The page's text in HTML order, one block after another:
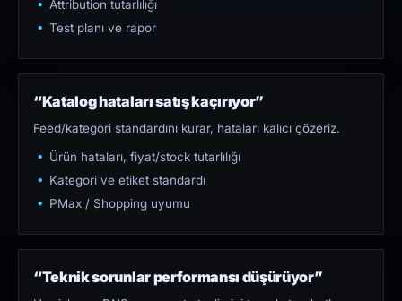
Attribution tutarlılığı
Test planı ve rapor
“Katalog hataları satış kaçırıyor”
Feed/kategori standardını kurar, hataları kalıcı çözeriz.
Ürün hataları, fiyat/stock tutarlılığı
Kategori ve etiket standardı
PMax / Shopping uyumu
“Teknik sorunlar performansı düşürüyor”